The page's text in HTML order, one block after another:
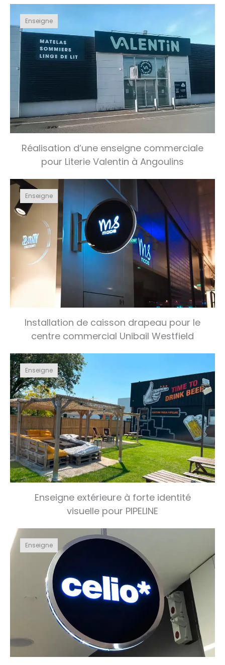
Enseigne
Réalisation d’une enseigne commerciale
pour Literie Valentin à Angoulins
Enseigne
Installation de caisson drapeau pour le
centre commercial Unibail Westfield
Enseigne
Enseigne extérieure à forte identité
visuelle pour PIPELINE
Enseigne